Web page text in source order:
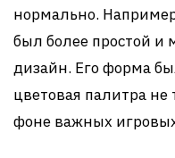
нормально.
был более простой и
дизайн. Его форма
цветовая палитра
фоне важных